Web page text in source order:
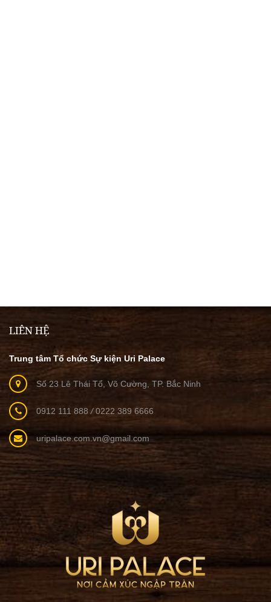
LIÊN HỆ
Trung tâm Tổ chức Sự kiện Uri Palace
Số 23 Lê Thái Tổ, Võ Cường, TP. Bắc Ninh
0912 111 888/0222 389 6666
uripalace.com.vn@gmail.com